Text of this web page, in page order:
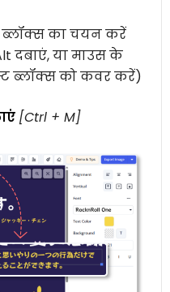
का चयन करें
दबाएं, या माउस के
ब्लॉक्स को कवर करें)
[Ctrl + M]